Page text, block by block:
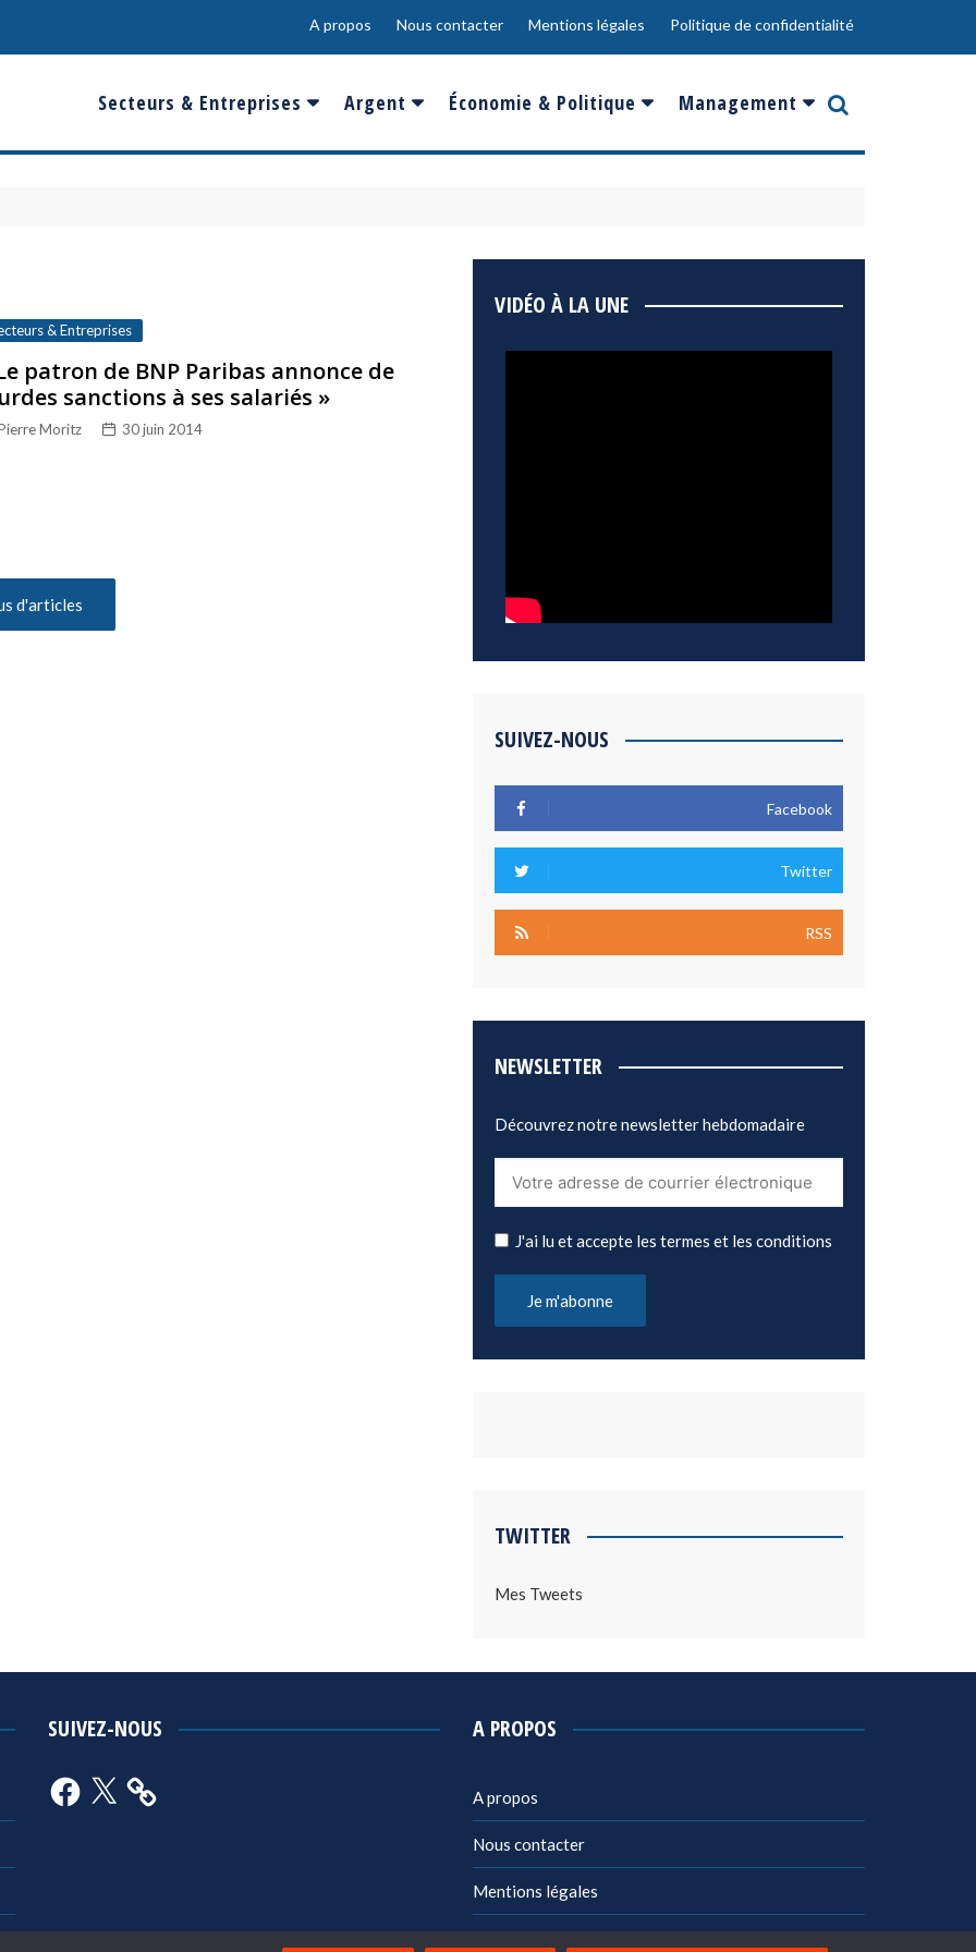
A propos Nous contacter Mentions légales Politique de confidentialité
Secteurs & Entreprises
Banques & Finances
Défense & Aéronautique
Santé & Biotechnologie
Technologies & Médias
Argent
Salaire
Epargne & Placements
Économie & Politique
France
Management
Innovation
& Entreprises
patron de BNP Paribas annonce de
sanctions à ses salariés »
Moritz 30 juin 2014
d'articles
VIDÉO À LA UNE
SUIVEZ-NOUS
Facebook
Twitter
RSS
NEWSLETTER
Découvrez notre newsletter hebdomadaire
J'ai lu et accepte les termes et les conditions
TWITTER
Mes Tweets
SUIVEZ-NOUS
Facebook
X
A PROPOS
A propos
Nous contacter
Mentions légales
Politique de confidentialité